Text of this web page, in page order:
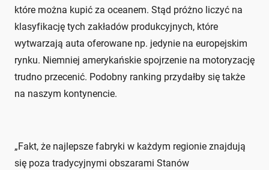
które można kupić za oceanem. Stąd próżno liczyć na
klasyfikację tych zakładów produkcyjnych, które
wytwarzają auta oferowane np. jedynie na europejskim
rynku. Niemniej amerykańskie spojrzenie na motoryzację
trudno przecenić. Podobny ranking przydałby się także
na naszym kontynencie.
„Fakt, że najlepsze fabryki w każdym regionie znajdują
się poza tradycyjnymi obszarami Stanów